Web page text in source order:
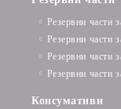
Резервни части
Резервни части
Резервни части
Резервни части
Консумативи